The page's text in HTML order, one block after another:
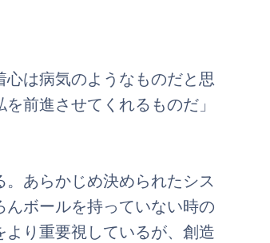
心は病気のようなものだと思
前進させてくれるものだ」
。あらかじめ決められたシス
ボールを持っていない時の
り重要視しているが、創造